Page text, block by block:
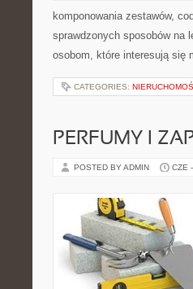
komponowania zestawów,
sprawdzonych sposobów na
osobom, które interesują się
CATEGORIES:
PERFUMY I
POSTED BY ADMIN CZE